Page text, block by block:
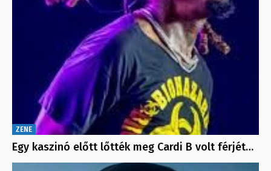
ZENE
Egy kaszinó előtt lőtték meg Cardi B volt férjét…